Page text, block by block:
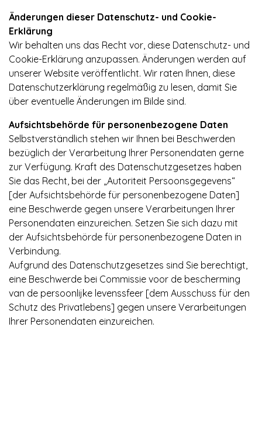
Änderungen dieser Datenschutz- und Cookie-
Erklärung
Wir behalten uns das Recht vor, diese Datenschutz- und
Cookie-Erklärung anzupassen. Änderungen werden auf
unserer Website veröffentlicht. Wir raten Ihnen, diese
Datenschutzerklärung regelmäßig zu lesen, damit Sie
über eventuelle Änderungen im Bilde sind.
Aufsichtsbehörde für personenbezogene Daten
Selbstverständlich stehen wir Ihnen bei Beschwerden
bezüglich der Verarbeitung Ihrer Personendaten gerne
zur Verfügung. Kraft des Datenschutzgesetzes haben
Sie das Recht, bei der „Autoriteit Persoonsgegevens“
[der Aufsichtsbehörde für personenbezogene Daten]
eine Beschwerde gegen unsere Verarbeitungen Ihrer
Personendaten einzureichen. Setzen Sie sich dazu mit
der Aufsichtsbehörde für personenbezogene Daten in
Verbindung.
Aufgrund des Datenschutzgesetzes sind Sie berechtigt,
eine Beschwerde bei Commissie voor de bescherming
van de persoonlijke levenssfeer [dem Ausschuss für den
Schutz des Privatlebens] gegen unsere Verarbeitungen
Ihrer Personendaten einzureichen.